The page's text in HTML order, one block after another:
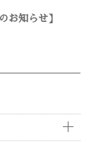
お知らせ】